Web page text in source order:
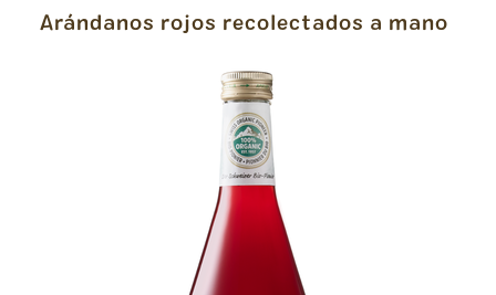
Arándanos rojos recolectados a mano